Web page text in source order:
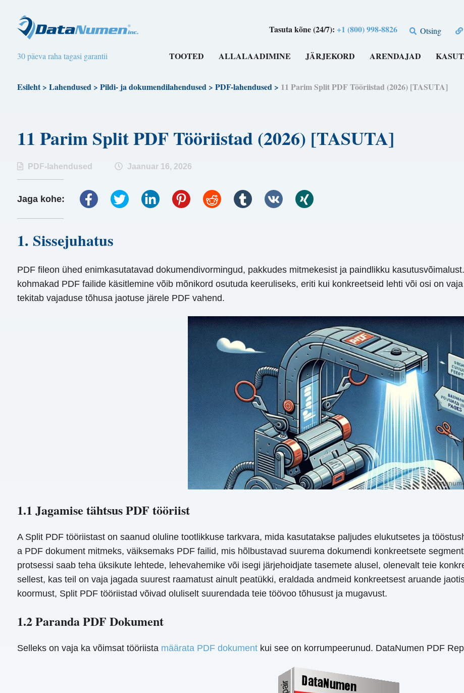
Tasuta kõne (24/7):+1 (800) 998-8826 Otsing
30 päeva raha tagasi garantii TOOTED ALLALAADIMINE JÄRJEKORD ARENDAJAD
Esileht> Lahendused> Pildi- ja dokumendilahendused> PDF-lahendused> 11 Parim Split PDF Tööriistad (2026) [TASUTA]
11 Parim Split PDF Tööriistad (2026) [TASUTA]
PDF-lahendused Jaanuar 16, 2026
Jaga kohe:
1. Sissejuhatus
PDF fileon ühed enimkasutatavad dokumendivormingud, pakkudes mitmekesist ja paindlikku
kohmakad PDF failide käsitlemine võib mõnikord osutuda keeruliseks, eriti kui konkreetseid lehti või osi on
tekitab vajaduse tõhusa jaotuse järele PDF vahend.
1.1 Jagamise tähtsus PDF tööriist
A Split PDF tööriistast on saanud oluline tootlikkuse tarkvara, mida kasutatakse paljudes elukutsetes ja
a PDF dokument mitmeks, väiksemaks PDF failid, mis hõlbustavad suurema dokumendi konkreetsete
protsessi saab teha üksikute lehtede, lehevahemike või isegi järjehoidjate tasemete alusel, olenevalt teie
sellest, kas teil on vaja jagada suurest raamatust ainult peatükki, eraldada andmeid konkreetsest aruande
koormust, Split PDF tööriistad võivad oluliselt suurendada teie töövoo tõhusust ja mugavust.
1.2 Paranda PDF Dokument
Selleks on vaja ka võimsat tööriista määrata PDF dokumentkui see on korrumpeerunud. DataNumen PDF